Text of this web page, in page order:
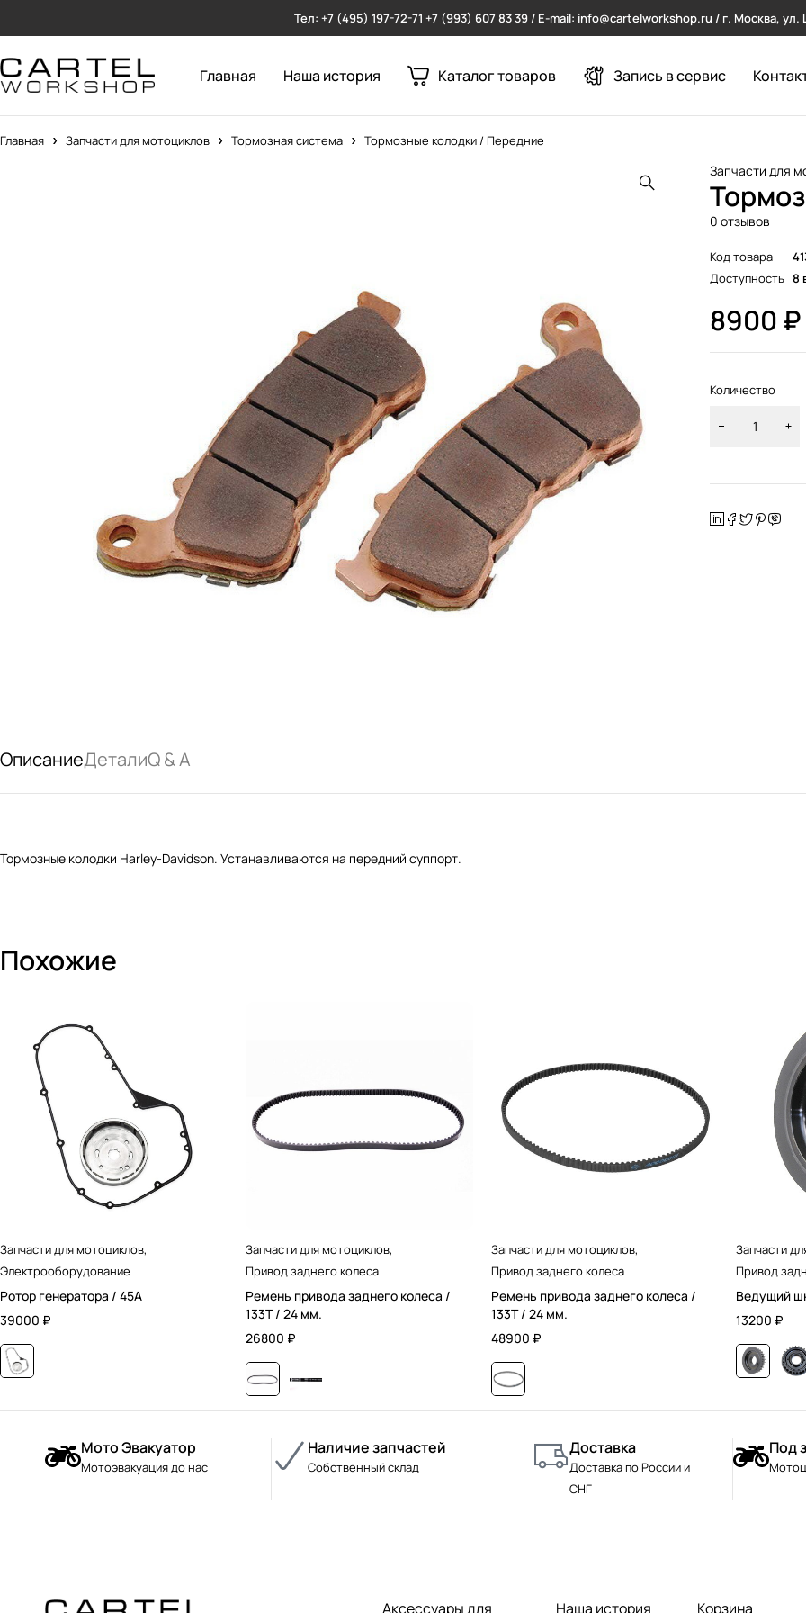
Тел: +7 (495) 197-72-71 +7 (993) 607 83 39 / E-mail: info@cartelworkshop.ru / г. Москва,
Главная Наша история Каталог товаров Запись в сервис
Главная Запчасти для мотоциклов Тормозная система Тормозные колодки / Передние
Запчасти для
0 отзывов
Код товара
Доступность 8
8900 ₽
Количество
ОписаниеДеталиQ & A
Тормозные колодки Harley-Davidson. Устанавливаются на передний суппорт.
Похожие
Запчасти для мотоциклов,
Электрооборудование
Ротор генератора / 45А
39000 ₽
Запчасти для мотоциклов,
Привод заднего колеса
Ремень привода заднего колеса /
133T / 24 мм.
26800 ₽
Запчасти для мотоциклов,
Привод заднего колеса
Ремень привода заднего колеса /
133T / 24 мм.
48900 ₽
Запчасти
Привод
Ведущий
13200 ₽
Мото Эвакуатор
Мотоэвакуация до нас
Наличие запчастей
Собственный склад
Доставка
Доставка по России и
СНГ
Под
Аксессуары для Наша история Корзина